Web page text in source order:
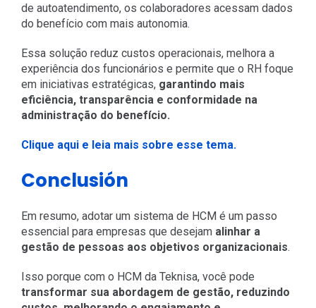
de autoatendimento, os colaboradores acessam dados
do benefício com mais autonomia.
Essa solução reduz custos operacionais, melhora a
experiência dos funcionários e permite que o RH foque
em iniciativas estratégicas, garantindo mais
eficiência, transparência e conformidade na
administração do benefício.
Clique aqui e leia mais sobre esse tema.
Conclusión
Em resumo, adotar um sistema de HCM é um passo
essencial para empresas que desejam alinhar a
gestão de pessoas aos objetivos organizacionais.
Isso porque com o HCM da Teknisa, você pode
transformar sua abordagem de gestão, reduzindo